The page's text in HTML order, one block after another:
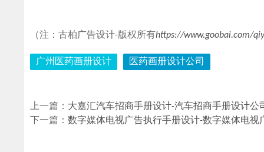
（注：古柏广告设计-版权所有https://www.goobai.com/
广州医药画册设计 医药画册设计公司
上一篇： 大嘉汇汽车招商手册设计-汽车招商手册设计公
下一篇：数字媒体电视广告执行手册设计-数字媒体电视